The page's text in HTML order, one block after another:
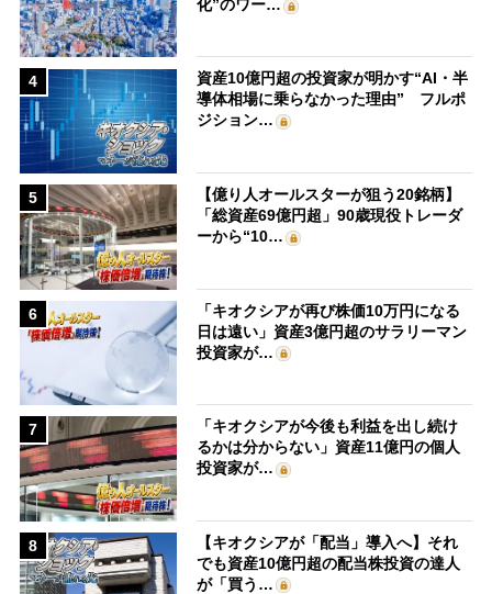
化”のワー…
4
資産10億円超の投資家が明かす“AI・半
導体相場に乗らなかった理由” フルポ
ジション…
5
【億り人オールスターが狙う20銘柄】
「総資産69億円超」90歳現役トレーダ
ーから“10…
6
「キオクシアが再び株価10万円になる
日は遠い」資産3億円超のサラリーマン
投資家が…
7
「キオクシアが今後も利益を出し続け
るかは分からない」資産11億円の個人
投資家が…
8
【キオクシアが「配当」導入へ】それ
でも資産10億円超の配当株投資の達人
が「買う…